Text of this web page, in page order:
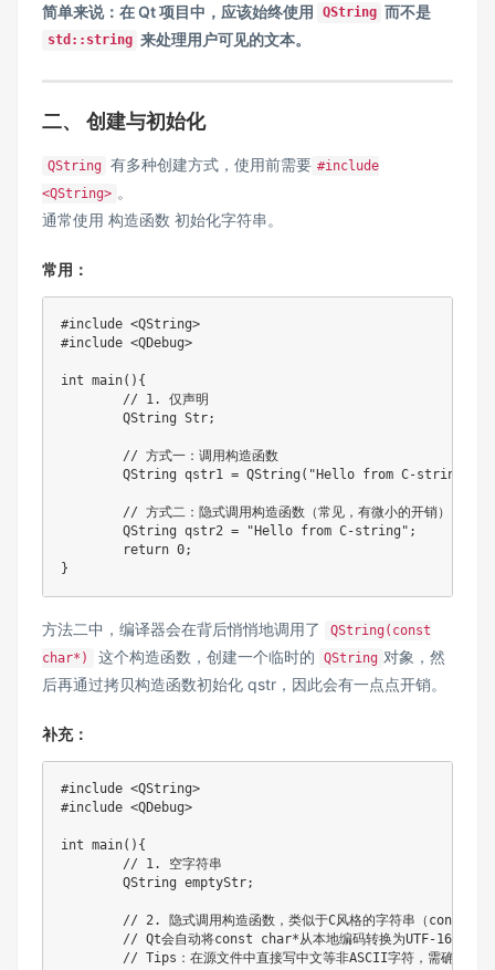
简单来说：在 Qt 项目中，应该始终使用 QString 而不是
std::string 来处理用户可见的文本。
二、 创建与初始化
QString 有多种创建方式，使用前需要 #include
<QString> 。
通常使用 构造函数 初始化字符串。
常用：
#include <QString>
#include <QDebug>
int main(){
方法二中，编译器会在背后悄悄地调用了
QString(const
char*)
这个构造函数，创建一个临时的 QString 对象，然
后再通过拷贝构造函数初始化 qstr，因此会有一点点开销。
补充：
#include <QString>
#include <QDebug>
int main( ) {
// 1. 空字符串
	QString emptyStr
;
// 2. 隐式调用构造函数，类似于C风格的字符串（const
// Qt会自动将const char*从本地编码转换为UTF-16。
// Tips：在源文件中直接写中文等非ASCII字符，需确保文件